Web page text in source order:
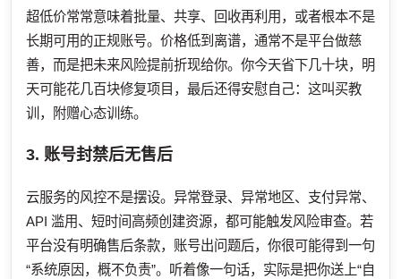
超低价常常意味着批量、共享、回收再利用，或者根本不是
长期可用的正规账号。价格低到离谱，通常不是平台做慈
善，而是把未来风险提前折现给你。你今天省下几十块，明
天可能花几百块修复项目，最后还得安慰自己：这叫买教
训，附赠心态训练。
3. 账号封禁后无售后
云服务的风控不是摆设。异常登录、异常地区、支付异常、
API 滥用、短时间高频创建资源，都可能触发风险审查。若
平台没有明确售后条款，账号出问题后，你很可能得到一句
“系统原因，概不负责”。听着像一句话，实际是把你送上“自